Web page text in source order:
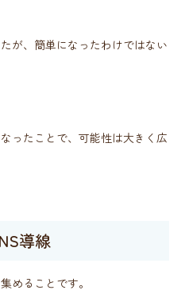
が、簡単になったわけではない
ったことで、可能性は大きく広
導線
めることです。